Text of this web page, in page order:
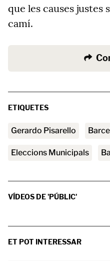
que les causes justes
camí.
ETIQUETES
Gerardo Pisarello
Eleccions Municipals
VÍDEOS DE 'PÚBLIC'
ET POT INTERESSAR